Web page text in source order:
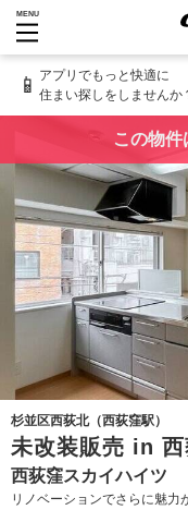
MENU
📱 アプリでもっと快適に
住まい探しをしませんか
この物件
杉並区西荻北（西荻窪駅）
未改装販売 in 西
西荻窪スカイハイツ
リノベーションでさらに魅力